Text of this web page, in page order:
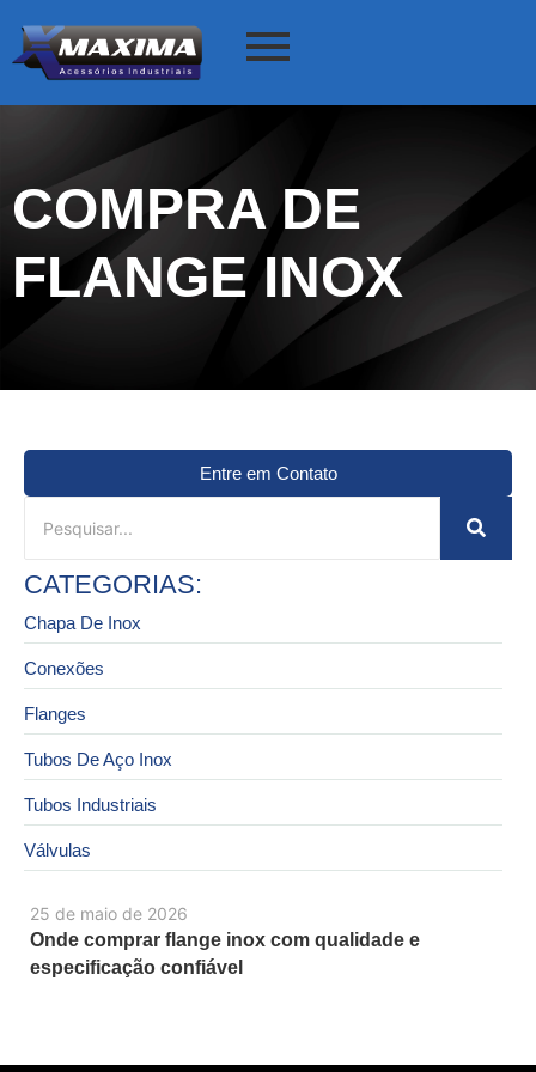
COMPRA DE
FLANGE INOX
25 de maio de 2026
Onde comprar flange inox com qualidade e
especificação confiável
Entre em Contato
CATEGORIAS:
Chapa De Inox
Conexões
Flanges
Tubos De Aço Inox
Tubos Industriais
Válvulas